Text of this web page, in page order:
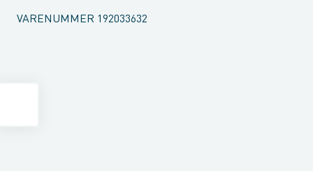
VARENUMMER 192033632